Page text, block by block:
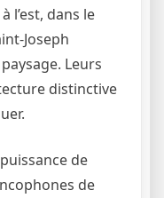
l’est, dans le
Joseph
Leurs
distinctive
de
de